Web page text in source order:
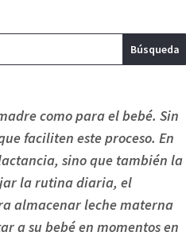
como para el bebé. Sin
faciliten este proceso. En
sino que también la
la rutina diaria, el
almacenar leche materna
a su bebé en momentos en